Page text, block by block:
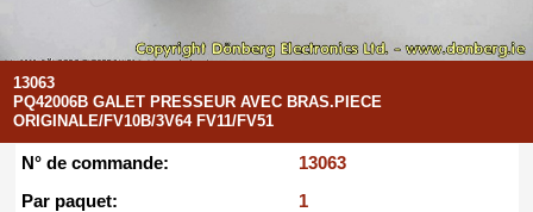
13063
PQ42006B GALET PRESSEUR AVEC BRAS.PIECE
ORIGINALE/FV10B/3V64 FV11/FV51
N° de commande:
13063
Par paquet:
1